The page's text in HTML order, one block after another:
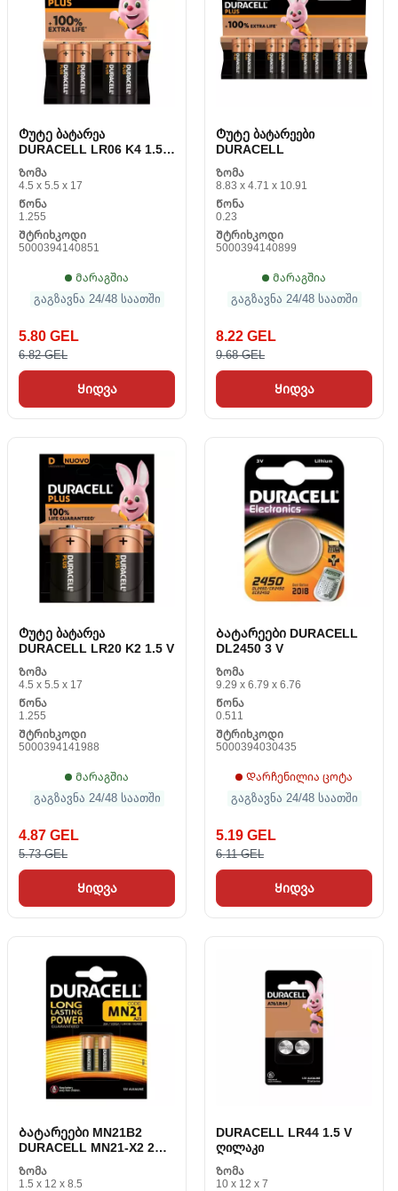
Ტუტე ბატარეა
DURACELL LR06 K4 1.5 V
(20 ცალი)
Ზომა
4.5 x 5.5 x 17
Წონა
1.255
Შტრიხკოდი
5000394140851
Მარაგშია
გაგზავნა 24/48 საათში
5.80 GEL
6.82 GEL
Ყიდვა
Ტუტე ბატარეები
DURACELL
Ზომა
8.83 x 4.71 x 10.91
Წონა
0.23
Შტრიხკოდი
5000394140899
Მარაგშია
გაგზავნა 24/48 საათში
8.22 GEL
9.68 GEL
Ყიდვა
Ტუტე ბატარეა
DURACELL LR20 K2 1.5 V
Ზომა
4.5 x 5.5 x 17
Წონა
1.255
Შტრიხკოდი
5000394141988
Მარაგშია
გაგზავნა 24/48 საათში
4.87 GEL
5.73 GEL
Ყიდვა
Ბატარეები DURACELL
DL2450 3 V
Ზომა
9.29 x 6.79 x 6.76
Წონა
0.511
Შტრიხკოდი
5000394030435
Დარჩენილია ცოტა
გაგზავნა 24/48 საათში
5.19 GEL
6.11 GEL
Ყიდვა
Ბატარეები MN21B2
DURACELL MN21-X2 2
udds 12 V
Ზომა
1.5 x 12 x 8.5
DURACELL LR44 1.5 V
ღილაკი
Ზომა
10 x 12 x 7